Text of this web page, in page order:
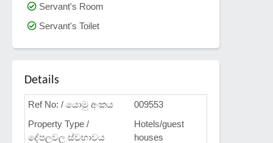
Servant's Room
Servant's Toilet
Details
Ref No: / යොමු අංකය
009553
Property Type /
දේපලවල ස්වභාවය
Hotels/guest
houses